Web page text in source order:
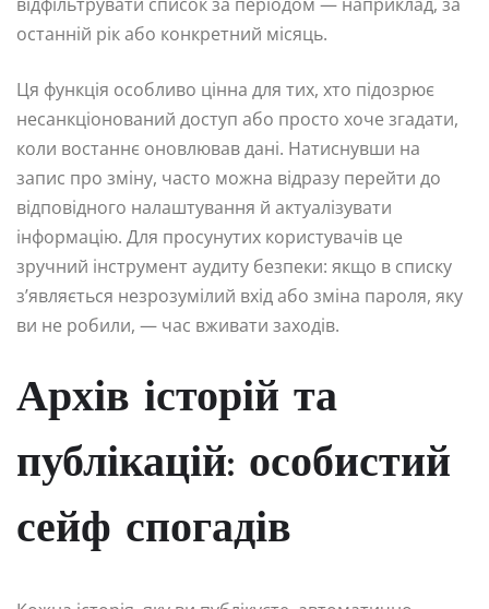
останній рік або конкретний місяць.
Ця функція особливо цінна для тих, хто підозрює
несанкціонований доступ або просто хоче згадати,
коли востаннє оновлював дані. Натиснувши на
запис про зміну, часто можна відразу перейти до
відповідного налаштування й актуалізувати
інформацію. Для просунутих користувачів це
зручний інструмент аудиту безпеки: якщо в списку
з’являється незрозумілий вхід або зміна пароля, яку
ви не робили, — час вживати заходів.
Архів історій та
публікацій: особистий
сейф спогадів